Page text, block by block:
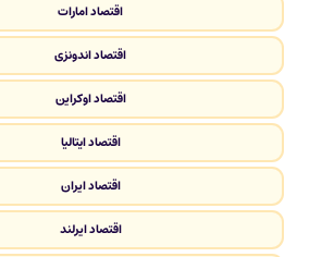
اقتصاد امارات
اقتصاد اندونزی
اقتصاد اوکراین
اقتصاد ایتالیا
اقتصاد ایران
اقتصاد ایرلند